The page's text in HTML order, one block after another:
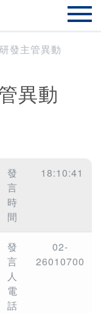
發主管異動
異動
發
言
時
間
18:10:41
發
言
人
電
話
02-
26010700